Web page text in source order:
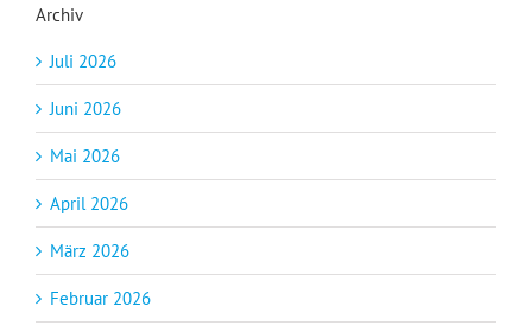
Archiv
Juli 2026
Juni 2026
Mai 2026
April 2026
März 2026
Februar 2026